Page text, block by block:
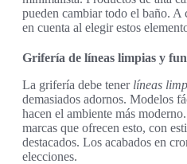
pueden cambiar todo el baño. A
en cuenta al elegir estos
Grifería de líneas limpias y
La grifería debe tener líneas
demasiados adornos. Modelos
hacen el ambiente más
marcas que ofrecen esto, con
destacados. Los acabados en
elecciones.